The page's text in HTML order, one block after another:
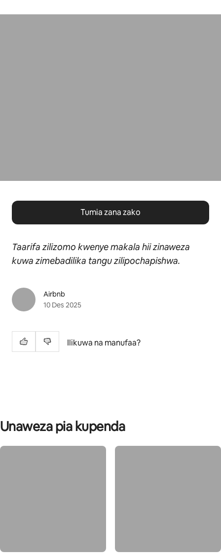
Tumia zana zako
Taarifa zilizomo kwenye makala hii zinaweza
kuwa zimebadilika tangu zilipochapishwa.
Airbnb
10 Des 2025
Ilikuwa na manufaa?
Unaweza pia kupenda